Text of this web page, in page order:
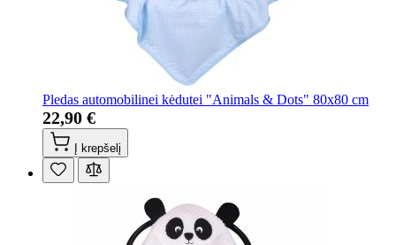
Pledas automobilinei kėdutei "Animals & Dots" 80x80 cm
22,90 €
Į krepšelį